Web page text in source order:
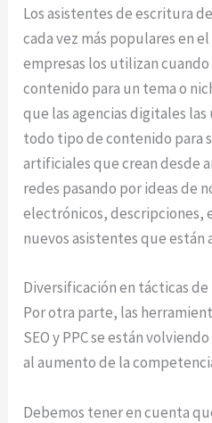
Los asistentes de escritura
cada vez más populares en
empresas los utilizan
contenido para un tema o
que las agencias digitales
todo tipo de contenido para
artificiales que crean desde
redes pasando por ideas de
electrónicos, descripciones,
nuevos asistentes que
Diversificación en tácticas
Por otra parte, las
SEO y PPC se están
al aumento de la
Debemos tener en cuenta